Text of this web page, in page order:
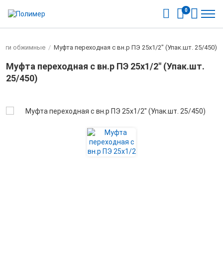
0
обжимные / Муфта переходная с вн.р ПЭ 25х1/2" (Упак.шт. 25/450)
Муфта переходная с вн.р ПЭ 25х1/2" (Упак.шт.
25/450)